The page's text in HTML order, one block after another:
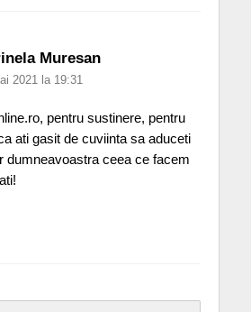
Muresan
2021 la 19:31
pentru sustinere, pentru
ati gasit de cuviinta sa aduceti
dumneavoastra ceea ce facem